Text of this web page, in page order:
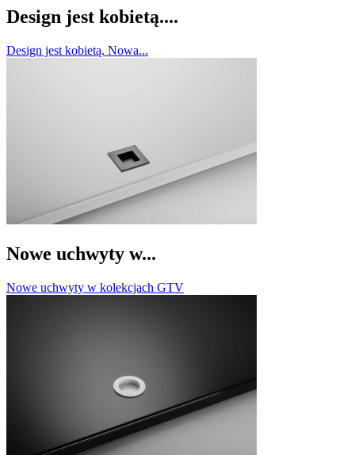
Design jest kobietą....
Design jest kobietą. Nowa...
Nowe uchwyty w...
Nowe uchwyty w kolekcjach GTV